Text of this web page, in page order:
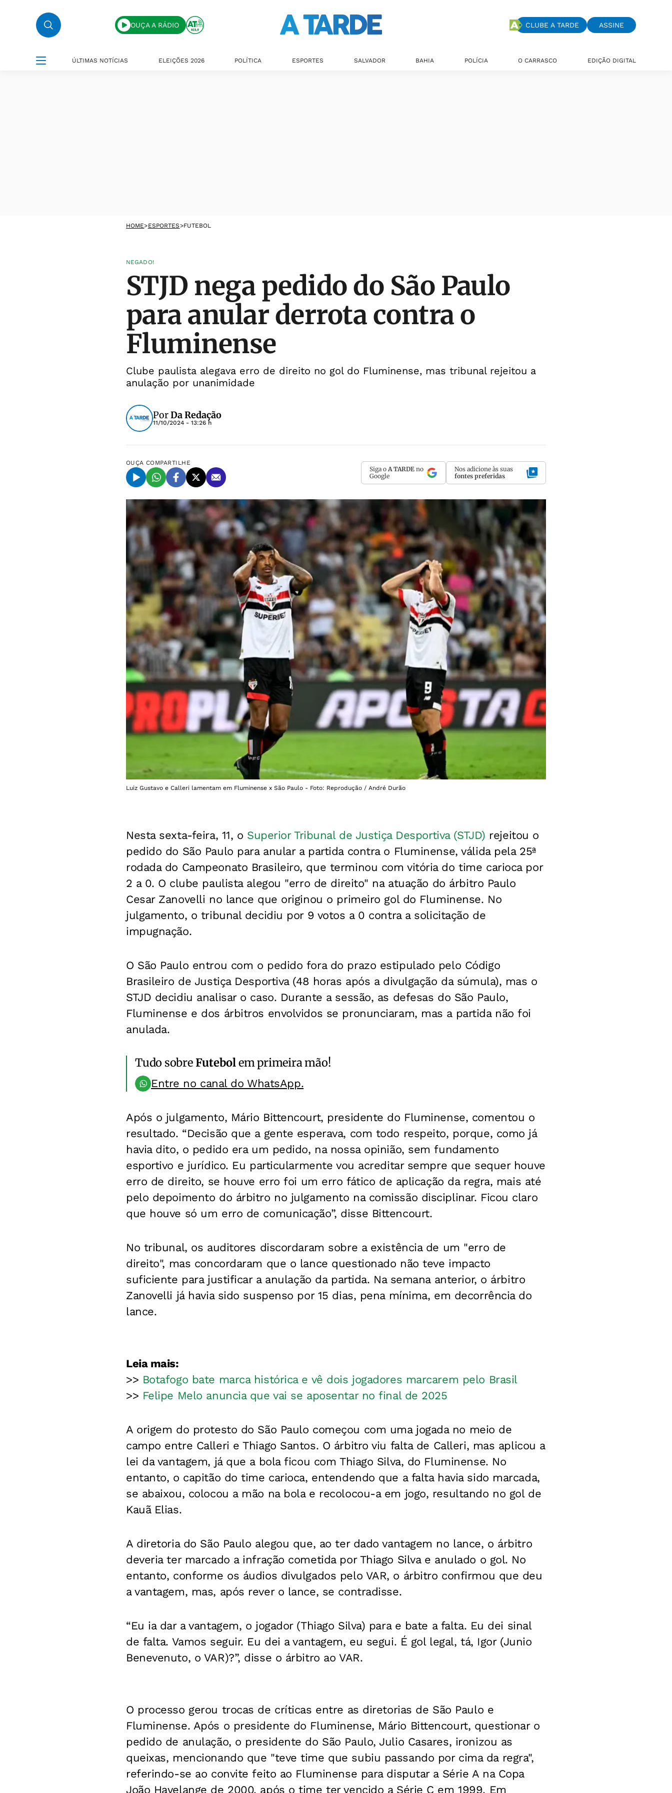
OUÇA A RÁDIO CLUBE A TARDE ASSINE
ÚLTIMAS NOTÍCIAS ELEIÇÕES 2026 POLÍTICA ESPORTES SALVADOR BAHIA POLÍCIA O CARRASCO EDIÇÃO DIGITAL
HOME>ESPORTES>FUTEBOL
NEGADO!
STJD nega pedido do São Paulo
para anular derrota contra o
Fluminense
Clube paulista alegava erro de direito no gol do Fluminense, mas tribunal rejeitou a
anulação por unanimidade
PorDa Redação
11/10/2024 - 13:26 h
OUÇA COMPARTILHE
Siga o A TARDE no
Google
Nos adicione às suas
fontes preferidas
Luiz Gustavo e Calleri lamentam em Fluminense x São Paulo - Foto: Reprodução / André Durão
Nesta sexta-feira, 11, o Superior Tribunal de Justiça Desportiva (STJD) rejeitou o
pedido do São Paulo para anular a partida contra o Fluminense, válida pela 25ª
rodada do Campeonato Brasileiro, que terminou com vitória do time carioca por
2 a 0. O clube paulista alegou "erro de direito" na atuação do árbitro Paulo
Cesar Zanovelli no lance que originou o primeiro gol do Fluminense. No
julgamento, o tribunal decidiu por 9 votos a 0 contra a solicitação de
impugnação.
O São Paulo entrou com o pedido fora do prazo estipulado pelo Código
Brasileiro de Justiça Desportiva (48 horas após a divulgação da súmula), mas o
STJD decidiu analisar o caso. Durante a sessão, as defesas do São Paulo,
Fluminense e dos árbitros envolvidos se pronunciaram, mas a partida não foi
anulada.
Tudo sobreFutebolem primeira mão!
Entre no canal do WhatsApp.
Após o julgamento, Mário Bittencourt, presidente do Fluminense, comentou o
resultado. “Decisão que a gente esperava, com todo respeito, porque, como já
havia dito, o pedido era um pedido, na nossa opinião, sem fundamento
esportivo e jurídico. Eu particularmente vou acreditar sempre que sequer houve
erro de direito, se houve erro foi um erro fático de aplicação da regra, mais até
pelo depoimento do árbitro no julgamento na comissão disciplinar. Ficou claro
que houve só um erro de comunicação”, disse Bittencourt.
No tribunal, os auditores discordaram sobre a existência de um "erro de
direito", mas concordaram que o lance questionado não teve impacto
suficiente para justificar a anulação da partida. Na semana anterior, o árbitro
Zanovelli já havia sido suspenso por 15 dias, pena mínima, em decorrência do
lance.
Leia mais:
>> Botafogo bate marca histórica e vê dois jogadores marcarem pelo Brasil
>> Felipe Melo anuncia que vai se aposentar no final de 2025
A origem do protesto do São Paulo começou com uma jogada no meio de
campo entre Calleri e Thiago Santos. O árbitro viu falta de Calleri, mas aplicou a
lei da vantagem, já que a bola ficou com Thiago Silva, do Fluminense. No
entanto, o capitão do time carioca, entendendo que a falta havia sido marcada,
se abaixou, colocou a mão na bola e recolocou-a em jogo, resultando no gol de
Kauã Elias.
A diretoria do São Paulo alegou que, ao ter dado vantagem no lance, o árbitro
deveria ter marcado a infração cometida por Thiago Silva e anulado o gol. No
entanto, conforme os áudios divulgados pelo VAR, o árbitro confirmou que deu
a vantagem, mas, após rever o lance, se contradisse.
“Eu ia dar a vantagem, o jogador (Thiago Silva) para e bate a falta. Eu dei sinal
de falta. Vamos seguir. Eu dei a vantagem, eu segui. É gol legal, tá, Igor (Junio
Benevenuto, o VAR)?”, disse o árbitro ao VAR.
O processo gerou trocas de críticas entre as diretorias de São Paulo e
Fluminense. Após o presidente do Fluminense, Mário Bittencourt, questionar o
pedido de anulação, o presidente do São Paulo, Julio Casares, ironizou as
queixas, mencionando que "teve time que subiu passando por cima da regra",
referindo-se ao convite feito ao Fluminense para disputar a Série A na Copa
João Havelange de 2000, após o time ter vencido a Série C em 1999. Em